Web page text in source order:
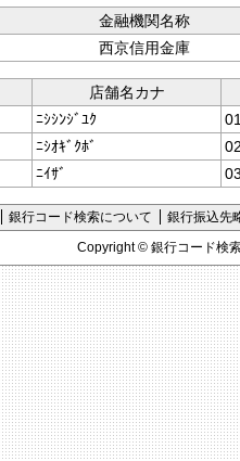
金融機関名称
西京信用金庫
店舗名カナ
ﾆｼｼﾝｼﾞﾕｸ
ﾆｼｵｷﾞｸﾎﾞ
ﾆｲｻﾞ
銀行コード検索について 銀行振込先
Copyright © 銀行コード検